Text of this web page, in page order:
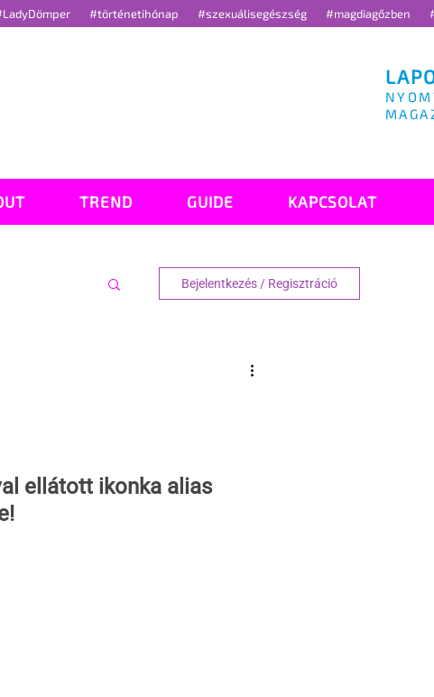
#történetihónap #szexuálisegészség #magdiagőzben
TREND GUIDE KAPCSOLAT
Bejelentkezés / Regisztráció
ellátott ikonka alias